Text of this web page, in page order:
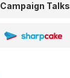
Campaign Talks
Sharpcake